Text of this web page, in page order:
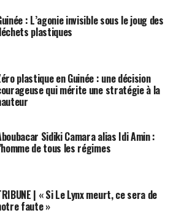
de la Douane envoyés à la retraite
: L’agonie invisible sous le joug des
plastiques
plastique en Guinée : une décision
qui mérite une stratégie à la
Sidiki Camara alias Idi Amin :
de tous les régimes
| « Si Le Lynx meurt, ce sera de
faute »